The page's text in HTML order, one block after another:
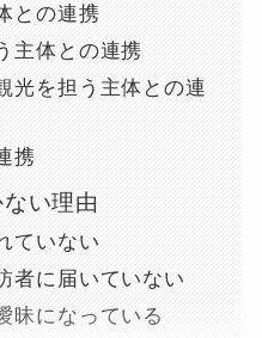
との連携
主体との連携
光を担う主体との連
携
い理由
ていない
者に届いていない
昧になっている